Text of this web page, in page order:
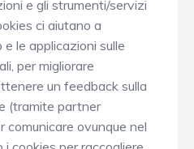
e gli strumenti/servizi
ci aiutano a
le applicazioni sulle
per migliorare
un feedback sulla
(tramite partner
comunicare ovunque nel